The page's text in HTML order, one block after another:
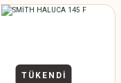
TÜKENDİ